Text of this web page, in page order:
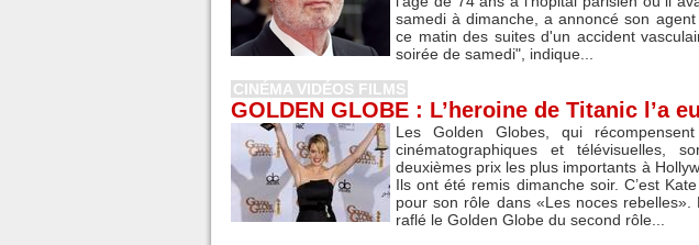
samedi à dimanche, a annoncé son
ce matin des suites d'un accident
soirée de samedi", indique...
CINÉMA VIDÉOS FILMS
GOLDEN GLOBE : L’heroine de Titanic l’a eu
Les Golden Globes, qui
cinématographiques et télévisuelles,
deuxièmes prix les plus importants à
Ils ont été remis dimanche soir. C’est
pour son rôle dans «Les noces rebelles».
raflé le Golden Globe du second rôle...